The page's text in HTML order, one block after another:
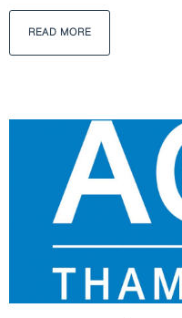
READ MORE